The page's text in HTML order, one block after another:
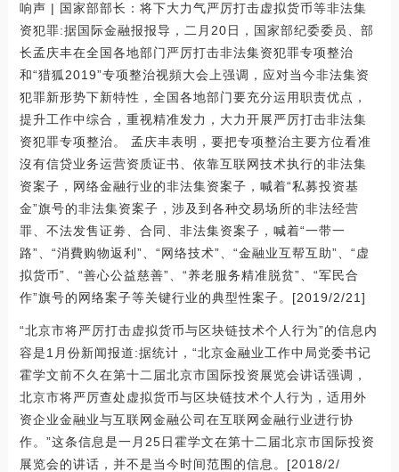
响声 | 国家部部长：将下大力气严厉打击虚拟货币等非法集
资犯罪:据国际金融报报导，二月20日，国家部纪委委员、部
长孟庆丰在全国各地部门严厉打击非法集资犯罪专项整治
和“猎狐2019”专项整治视頻大会上强调，应对当今非法集资
犯罪新形势下新特性，全国各地部门要充分运用职责优点，
提升工作中综合，重视精准发力，大力开展严厉打击非法集
资犯罪专项整治。 孟庆丰表明，要把专项整治主要方位看准
沒有信贷业务运营资质证书、依靠互联网技术执行的非法集
资案子，网络金融行业的非法集资案子，喊着“私募投资基
金”旗号的非法集资案子，涉及到各种交易场所的非法经营
罪、不法发售证劵、合同、非法集资案子，喊着“一带一
路”、“消費购物返利”、“网络技术”、“金融业互帮互助”、“虚
拟货币”、“善心公益慈善”、“养老服务精准脱贫”、“军民合
作”旗号的网络案子等关键行业的典型性案子。[2019/2/21]
“北京市将严厉打击虚拟货币与区块链技术个人行为”的信息内
容是1月份新闻报道:据统计，“北京金融业工作中局党委书记
霍学文前不久在第十二届北京市国际投资展览会讲话强调，
北京市将严厉查处虚拟货币与区块链技术个人行为，适用外
资企业金融业与互联网金融公司在互联网金融行业进行协
作。”这条信息是一月25日霍学文在第十二届北京市国际投资
展览会的讲话，并不是当今时间范围的信息。[2018/2/